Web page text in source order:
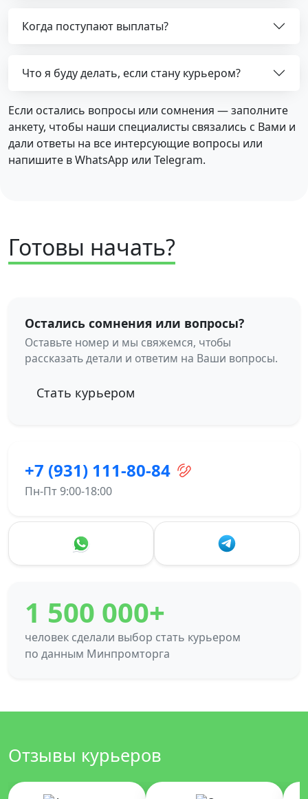
Когда поступают выплаты?
Что я буду делать, если стану курьером?
Если остались вопросы или сомнения — заполните
анкету, чтобы наши специалисты связались с Вами и
дали ответы на все интерсующие вопросы или
напишите в WhatsApp или Telegram.
Готовы начать?
Остались сомнения или вопросы?
Оставьте номер и мы свяжемся, чтобы
рассказать детали и ответим на Ваши вопросы.
Стать курьером
+7 (931) 111-80-84
Пн-Пт 9:00-18:00
1 500 000+
человек сделали выбор стать курьером
по данным Минпромторга
Отзывы курьеров